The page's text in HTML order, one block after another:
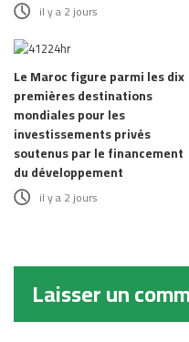
il y a 2 jours
Le Maroc figure parmi les dix
premières destinations
mondiales pour les
investissements privés
soutenus par le financement
du développement
il y a 2 jours
Laisser un